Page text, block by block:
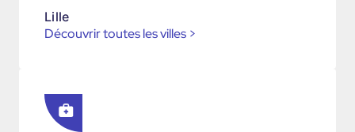
Lille
Découvrir toutes les villes >